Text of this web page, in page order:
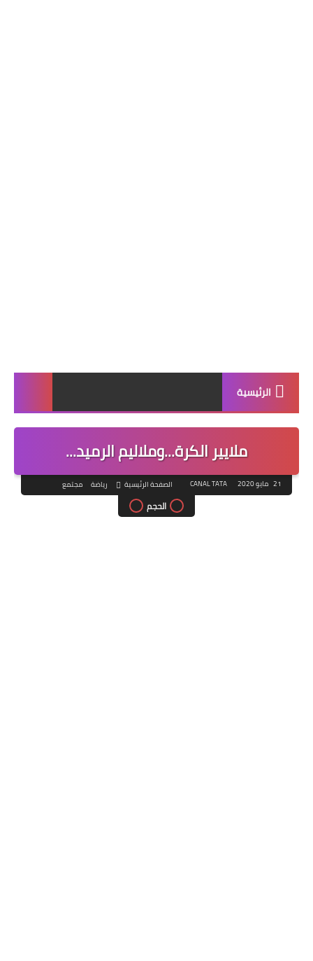
الرئيسية
ملايير الكرة...وملاليم الرميد...
21 مايو 2020 CANAL TATA الصفحة الرئيسية رياضة مجتمع
الحجم